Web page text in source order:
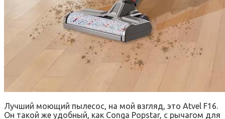
Лучший моющий пылесос, на мой взгляд, это Atvel F16.
Он такой же удобный, как Conga Popstar, с рычагом для